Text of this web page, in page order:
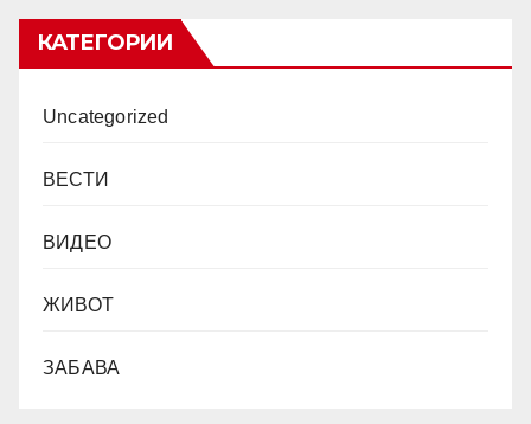
КАТЕГОРИИ
Uncategorized
ВЕСТИ
ВИДЕО
ЖИВОТ
ЗАБАВА